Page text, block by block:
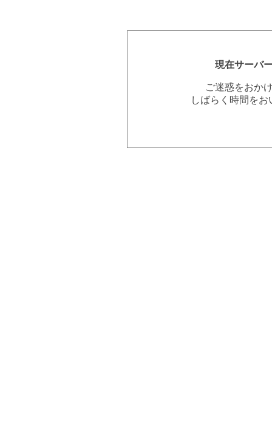
現在サーバ
ご迷惑をおか
しばらく時間を